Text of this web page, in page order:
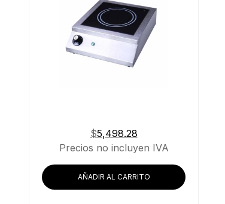
$5,498.28
Precios no incluyen IVA
AÑADIR AL CARRITO